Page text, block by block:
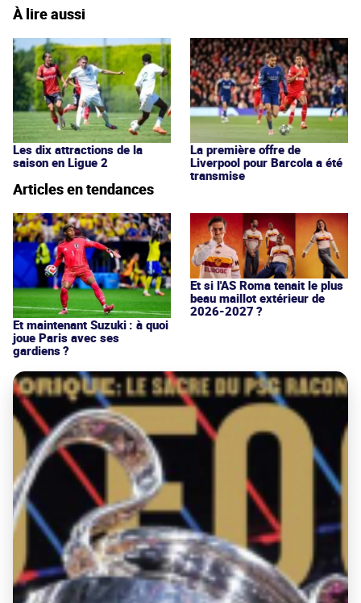
À lire aussi
Les dix attractions de la
saison en Ligue 2
La première offre de
Liverpool pour Barcola a été
transmise
Articles en tendances
Et maintenant Suzuki : à quoi
joue Paris avec ses
gardiens ?
Et si l'AS Roma tenait le plus
beau maillot extérieur de
2026-2027 ?